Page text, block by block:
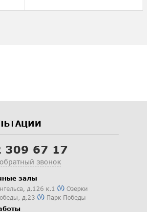
309 67 17
звонок
залы
д.126 к.1
Озерки
д.23 Парк Победы